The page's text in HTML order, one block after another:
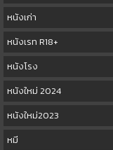
หนังเก่า
หนังเรท R18+
หนังโรง
หนังใหม่ 2024
หนังใหม่2023
หมี